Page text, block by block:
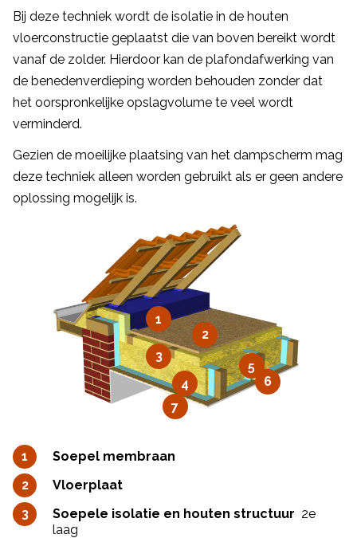
Bij deze techniek wordt de isolatie in de houten
vloerconstructie geplaatst die van boven bereikt wordt
vanaf de zolder. Hierdoor kan de plafondafwerking van
de benedenverdieping worden behouden zonder dat
het oorspronkelijke opslagvolume te veel wordt
verminderd.
Gezien de moeilijke plaatsing van het dampscherm mag
deze techniek alleen worden gebruikt als er geen andere
oplossing mogelijk is.
1
2
3
4
5
6
7
Soepel membraan
Vloerplaat
Soepele isolatie en houten structuur 2e
laag